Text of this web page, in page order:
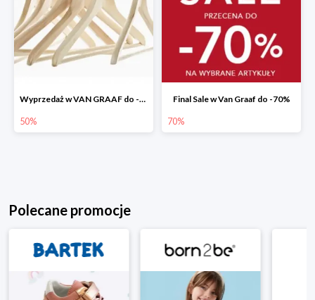
Wyprzedaż w VAN GRAAF do -50%
50%
Final Sale w Van Graaf do -70%
70%
Polecane promocje